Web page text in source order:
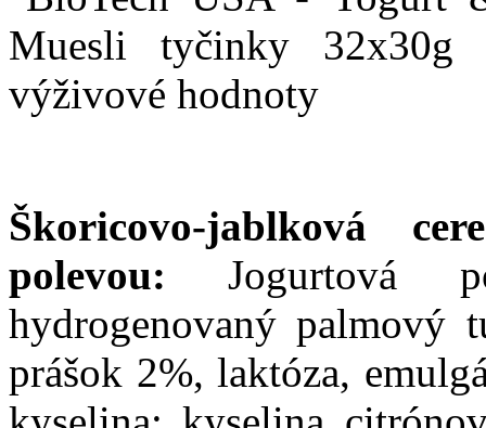
Škoricovo-jablková
polevou:Jogurtová
hydrogenovaný palmový
prášok 2%, laktóza,